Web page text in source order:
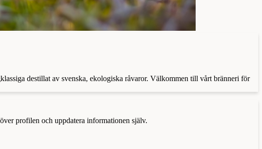
destillat av svenska, ekologiska råvaror. Välkommen till vårt bränneri för
profilen och uppdatera informationen själv.